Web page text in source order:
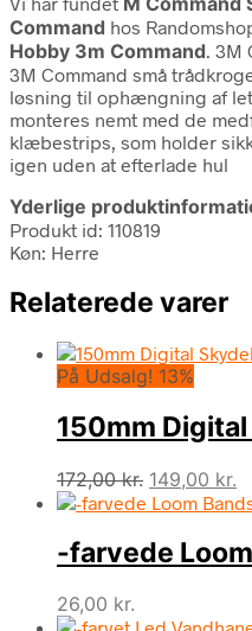
Command hos
Hobby 3m Command. 3M
3M Command små
løsning til ophængning af
monteres nemt med de
klæbestrips, som holder
igen uden at efterlade hul
Yderlige
Produkt id: 110819
Køn: Herre
Relaterede varer
På Udsalg! 13%
150mm
172,00kr. Den
oprindelige
var:
172,00 kr..
149,00 kr.
er:
-farvede
26,00 kr.